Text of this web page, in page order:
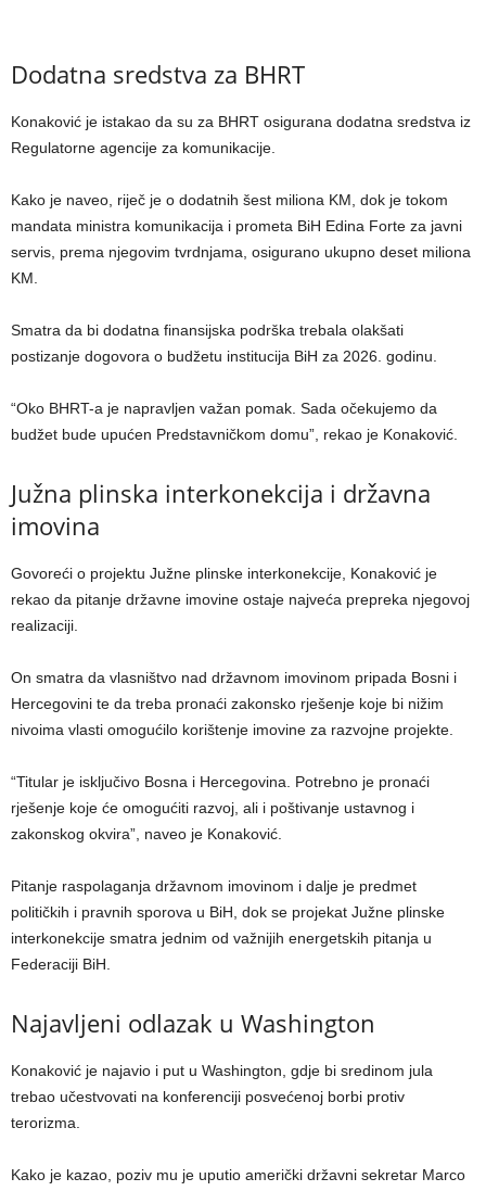
Dodatna sredstva za BHRT
Konaković je istakao da su za BHRT osigurana dodatna sredstva iz
Regulatorne agencije za komunikacije.
Kako je naveo, riječ je o dodatnih šest miliona KM, dok je tokom
mandata ministra komunikacija i prometa BiH Edina Forte za javni
servis, prema njegovim tvrdnjama, osigurano ukupno deset miliona
KM.
Smatra da bi dodatna finansijska podrška trebala olakšati
postizanje dogovora o budžetu institucija BiH za 2026. godinu.
“Oko BHRT-a je napravljen važan pomak. Sada očekujemo da
budžet bude upućen Predstavničkom domu”, rekao je Konaković.
Južna plinska interkonekcija i državna
imovina
Govoreći o projektu Južne plinske interkonekcije, Konaković je
rekao da pitanje državne imovine ostaje najveća prepreka njegovoj
realizaciji.
On smatra da vlasništvo nad državnom imovinom pripada Bosni i
Hercegovini te da treba pronaći zakonsko rješenje koje bi nižim
nivoima vlasti omogućilo korištenje imovine za razvojne projekte.
“Titular je isključivo Bosna i Hercegovina. Potrebno je pronaći
rješenje koje će omogućiti razvoj, ali i poštivanje ustavnog i
zakonskog okvira”, naveo je Konaković.
Pitanje raspolaganja državnom imovinom i dalje je predmet
političkih i pravnih sporova u BiH, dok se projekat Južne plinske
interkonekcije smatra jednim od važnijih energetskih pitanja u
Federaciji BiH.
Najavljeni odlazak u Washington
Konaković je najavio i put u Washington, gdje bi sredinom jula
trebao učestvovati na konferenciji posvećenoj borbi protiv
terorizma.
Kako je kazao, poziv mu je uputio američki državni sekretar Marco